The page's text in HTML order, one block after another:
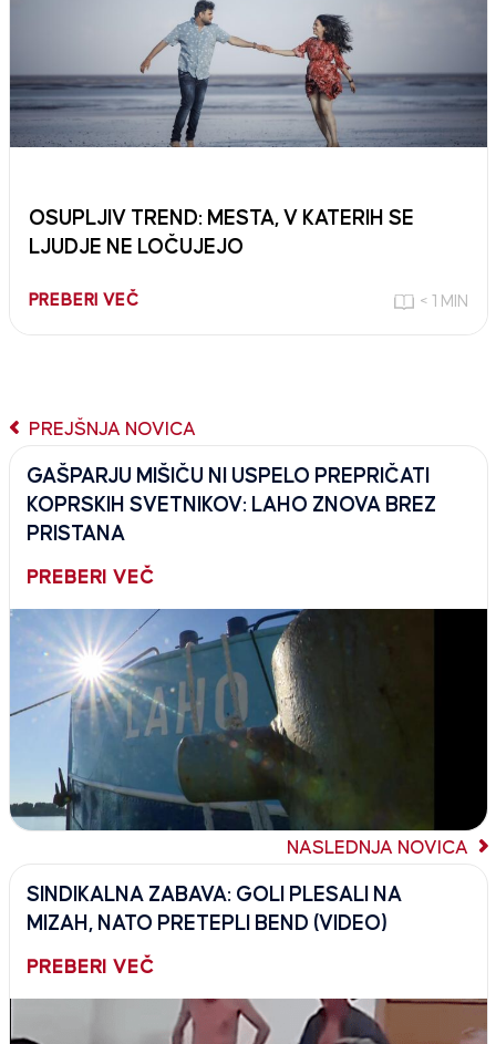
OSUPLJIV TREND: MESTA, V KATERIH SE
LJUDJE NE LOČUJEJO
PREBERI VEČ < 1 MIN
PREJŠNJA NOVICA
GAŠPARJU MIŠIČU NI USPELO PREPRIČATI
KOPRSKIH SVETNIKOV: LAHO ZNOVA BREZ
PRISTANA
PREBERI VEČ
NASLEDNJA NOVICA
SINDIKALNA ZABAVA: GOLI PLESALI NA
MIZAH, NATO PRETEPLI BEND (VIDEO)
PREBERI VEČ